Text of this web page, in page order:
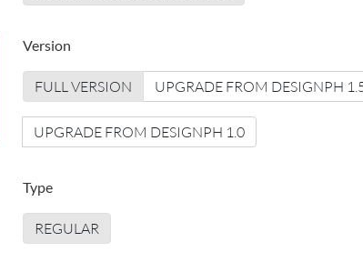
Version
FULL VERSION UPGRADE FROM DESIGNPH
UPGRADE FROM DESIGNPH 1.0
Type
REGULAR